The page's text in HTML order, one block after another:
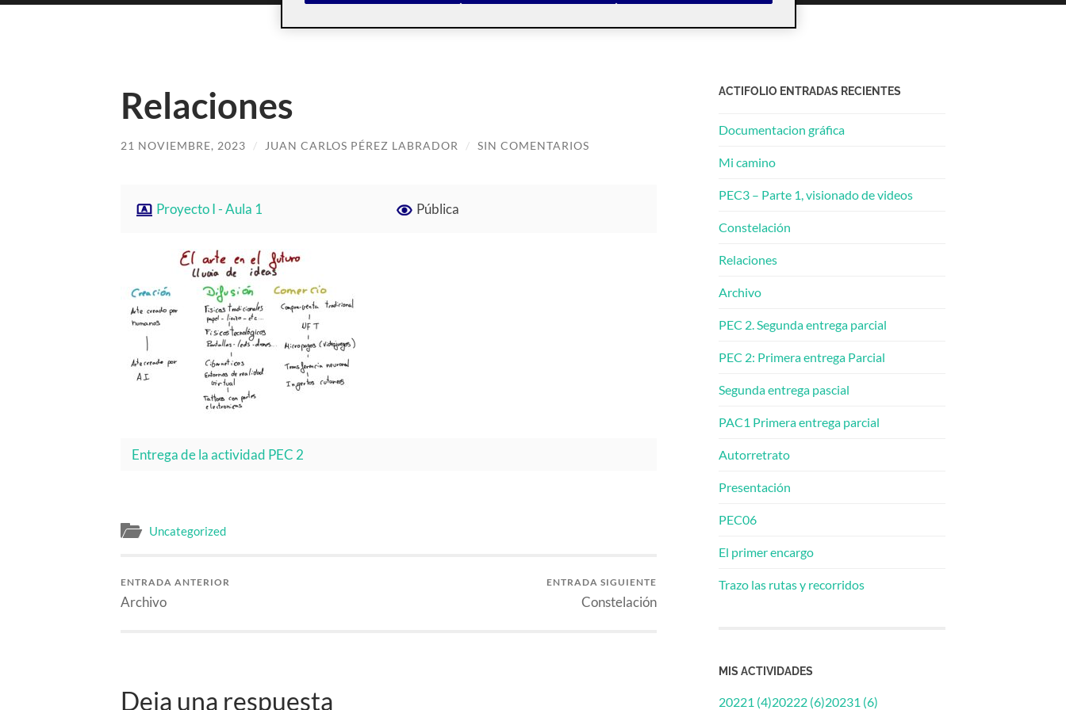
Relaciones
21 NOVIEMBRE, 2023 / JUAN CARLOS PÉREZ LABRADOR / SIN COMENTARIOS
Proyecto I - Aula 1 Pública
Entrega de la actividad PEC 2
Uncategorized
ENTRADA ANTERIOR
Archivo
ENTRADA SIGUIENTE
Constelación
Deja una respuesta
ACTIFOLIO ENTRADAS RECIENTES
Documentacion gráfica
Mi camino
PEC3 – Parte 1, visionado de videos
Constelación
Relaciones
Archivo
PEC 2. Segunda entrega parcial
PEC 2: Primera entrega Parcial
Segunda entrega pascial
PAC1 Primera entrega parcial
Autorretrato
Presentación
PEC06
El primer encargo
Trazo las rutas y recorridos
MIS ACTIVIDADES
20221 (4)20222 (6)20231 (6)